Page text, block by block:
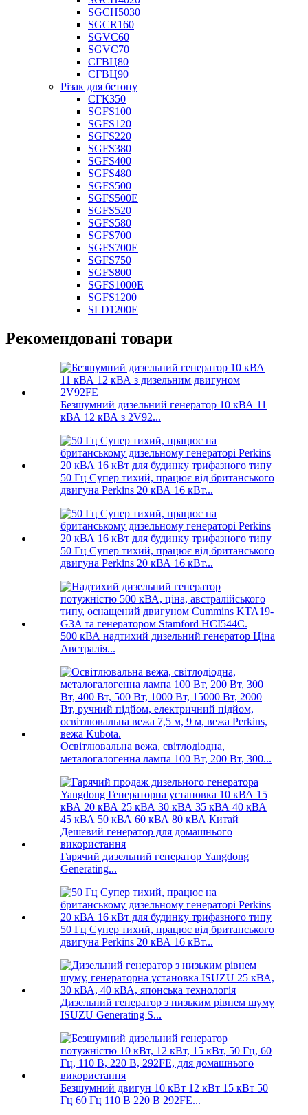
SGCH5030
SGCR160
SGVC60
SGVC70
СГВЦ80
СГВЦ90
Різак для бетону
СГК350
SGFS100
SGFS120
SGFS220
SGFS380
SGFS400
SGFS480
SGFS500
SGFS500E
SGFS520
SGFS580
SGFS700
SGFS700E
SGFS750
SGFS800
SGFS1000E
SGFS1200
SLD1200E
Рекомендовані товари
Безшумний дизельний генератор 10 кВА 11
кВА 12 кВА з 2V92...
50 Гц Супер тихий, працює від британського
двигуна Perkins 20 кВА 16 кВт...
50 Гц Супер тихий, працює від британського
двигуна Perkins 20 кВА 16 кВт...
500 кВА надтихий дизельний генератор Ціна
Австралія...
Освітлювальна вежа, світлодіодна,
металогалогенна лампа 100 Вт, 200 Вт, 300...
Гарячий дизельний генератор Yangdong
Generating...
50 Гц Супер тихий, працює від британського
двигуна Perkins 20 кВА 16 кВт...
Дизельний генератор з низьким рівнем шуму
ISUZU Generating S...
Безшумний двигун 10 кВт 12 кВт 15 кВт 50
Гц 60 Гц 110 В 220 В 292FE...